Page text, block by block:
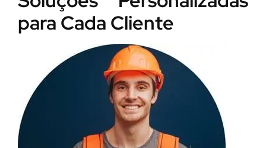
para Cada Cliente